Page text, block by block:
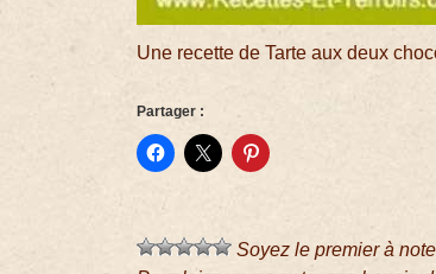
Une recette de Tarte aux deux
Partager :
Soyez le premier à